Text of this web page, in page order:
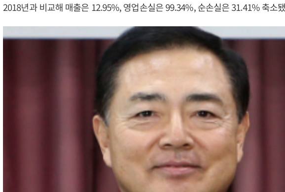
2018년과 비교해 매출은 12.95%, 영업손실은 99.34%, 순손실은 31.41% 축소